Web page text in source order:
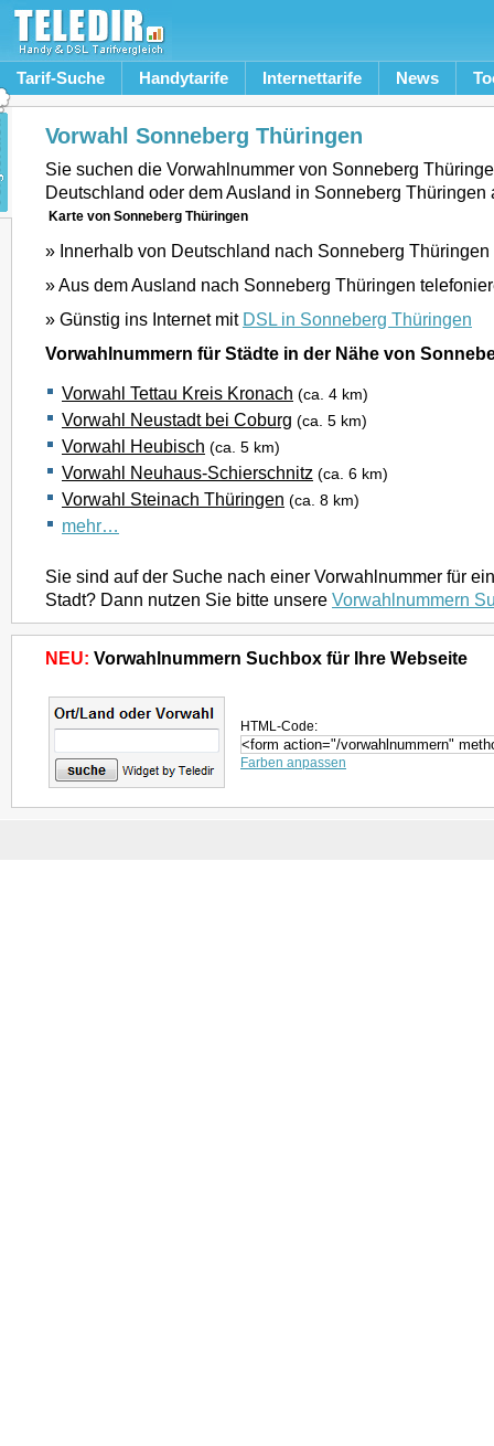
Tarif-Suche Handytarife Internettarife News
Vorwahl Sonneberg Thüringen
Sie suchen die Vorwahlnummer von Sonneberg
Deutschland oder dem Ausland in Sonneberg Thüringen
Karte von Sonneberg Thüringen
» Innerhalb von Deutschland nach Sonneberg
» Aus dem Ausland nach Sonneberg Thüringen
» Günstig ins Internet mit DSL in Sonneberg Thüringen
Vorwahlnummern für Städte in der Nähe von
Vorwahl Tettau Kreis Kronach (ca. 4 km)
Vorwahl Neustadt bei Coburg (ca. 5 km)
Vorwahl Heubisch (ca. 5 km)
Vorwahl Neuhaus-Schierschnitz (ca. 6 km)
Vorwahl Steinach Thüringen (ca. 8 km)
mehr…
Sie sind auf der Suche nach einer Vorwahlnummer für
Stadt? Dann nutzen Sie bitte unsere Vorwahlnummern
NEU: Vorwahlnummern Suchbox für Ihre Webseite
HTML-Code:
Farben anpassen